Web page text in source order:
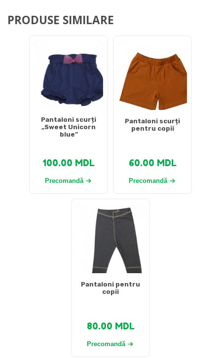
PRODUSE SIMILARE
Pantaloni scurți
„Sweet Unicorn
blue”
100.00 MDL
Precomandă
Pantaloni scurți
pentru copii
60.00 MDL
Precomandă
Pantaloni pentru
copii
80.00 MDL
Precomandă